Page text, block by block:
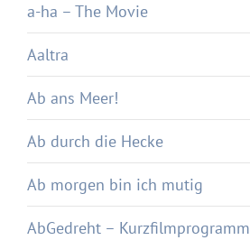
a-ha – The Movie
Aaltra
Ab ans Meer!
Ab durch die Hecke
Ab morgen bin ich mutig
AbGedreht – Kurzfilmprogramm